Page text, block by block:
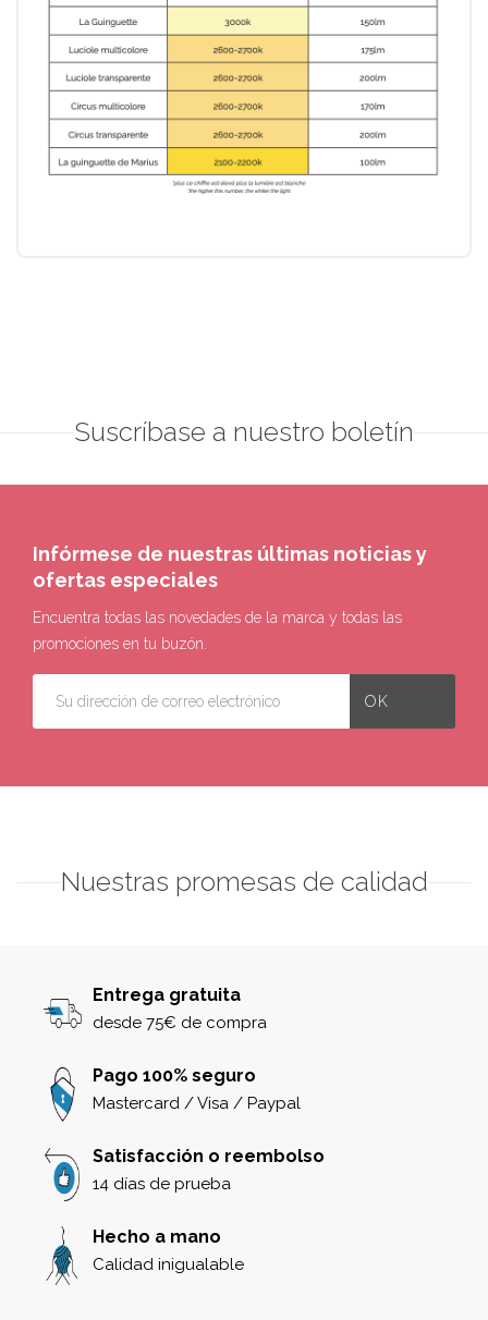
Suscríbase a nuestro boletín
Infórmese de nuestras últimas noticias y
ofertas especiales
Encuentra todas las novedades de la marca y todas las
promociones en tu buzón.
Nuestras promesas de calidad
Entrega gratuita
desde 75€ de compra
Pago 100% seguro
Mastercard / Visa / Paypal
Satisfacción o reembolso
14 días de prueba
Hecho a mano
Calidad inigualable